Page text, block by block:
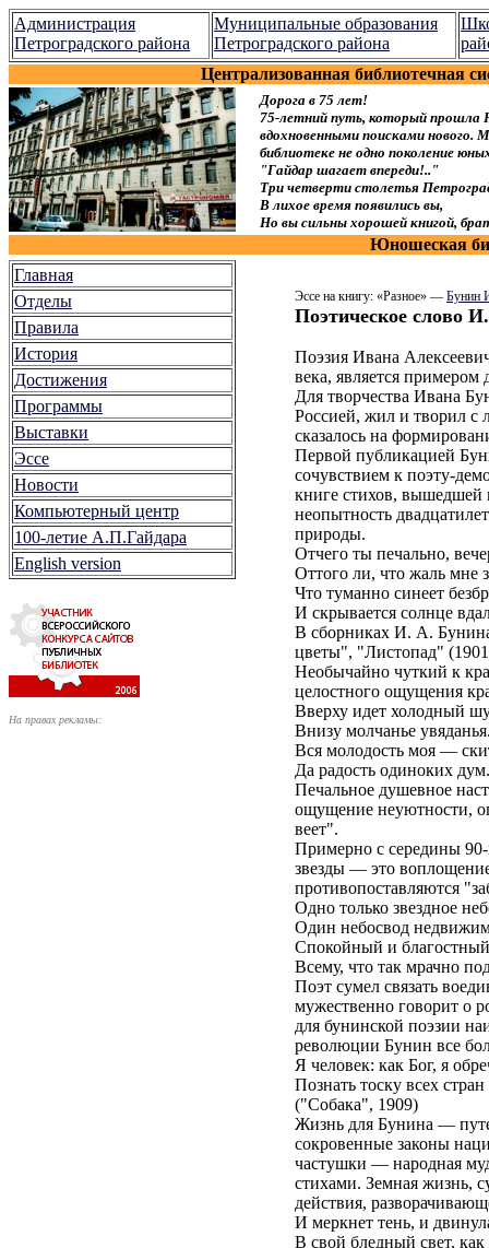
Администрация
Петроградского района
Муниципальные образования
Петроградского района
Дорога в 75 лет!
75-летний путь, который
вдохновенными поисками нового.
библиотеке не одно поколение
"Гайдар шагает впереди!.."
Три четверти столетья
В лихое время появились вы,
Но вы сильны хорошей книгой,
Централизованная библиотечная
Главная
Отделы
Правила
История
Достижения
Программы
Выставки
Эссе
Новости
Компьютерный центр
100-летие А.П.Гайдара
English version
На правах рекламы:
Эссе на книгу: «Разное» — Бунин
Поэтическое слово
Поэзия Ивана
века, является
Для творчества Ивана
Россией, жил и творил с
сказалось на
Первой публикацией
сочувствием к поэту-
книге стихов, вышедшей
неопытность
природы.
Отчего ты печально,
Оттого ли, что жаль мне
Что туманно синеет
И скрывается солнце
В сборниках И. А.
цветы", "Листопад"
Необычайно чуткий к
целостного ощущения
Вверху идет холодный
Внизу молчанье
Вся молодость моя —
Да радость одиноких дум.
Печальное душевное
ощущение неуютности,
веет".
Примерно с середины 90-
звезды — это
противопоставляются
Одно только звездное
Один небосвод
Спокойный и
Всему, что так мрачно
Поэт сумел связать
мужественно говорит о
для бунинской поэзии
революции Бунин все
Я человек: как Бог, я
Познать тоску всех
("Собака", 1909)
Жизнь для Бунина —
сокровенные законы
частушки — народная
стихами. Земная жизнь,
действия,
И меркнет тень, и
В свой бледный свет,
Юношеская